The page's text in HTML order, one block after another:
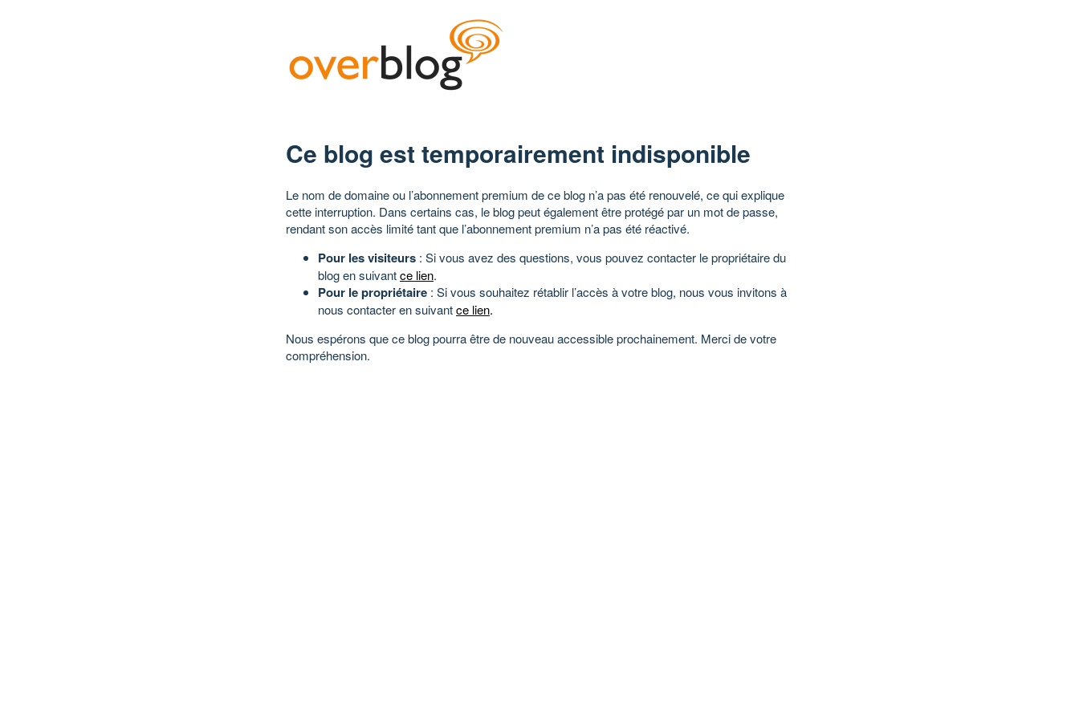
Ce blog est temporairement indisponible
Le nom de domaine ou l’abonnement premium de ce blog n’a pas été renouvelé, ce qui explique
cette interruption. Dans certains cas, le blog peut également être protégé par un mot de passe,
rendant son accès limité tant que l’abonnement premium n’a pas été réactivé.
Pour les visiteurs : Si vous avez des questions, vous pouvez contacter le propriétaire du
blog en suivantce lien.
Pour le propriétaire : Si vous souhaitez rétablir l’accès à votre blog, nous vous invitons à
nous contacter en suivantce lien.
Nous espérons que ce blog pourra être de nouveau accessible prochainement. Merci de votre
compréhension.